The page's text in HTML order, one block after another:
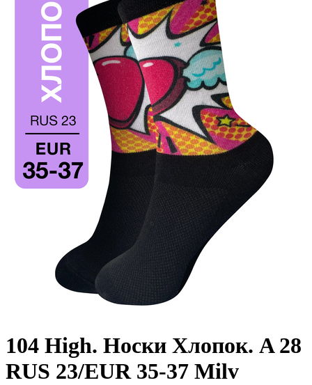
104 High. Носки Хлопок. A 28
RUS 23/EUR 35-37 Milv